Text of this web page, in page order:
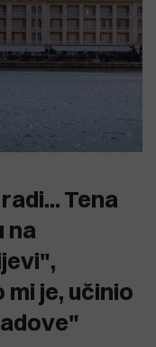
Tena
na
je, učinio